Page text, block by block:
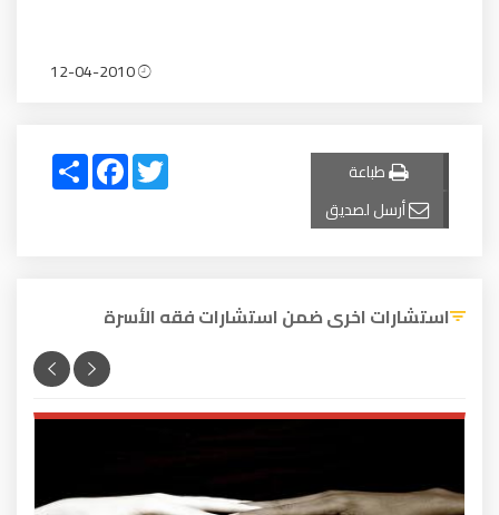
طباعة
أرسل لصديق
Share
FacebookTwitter
استشارات اخرى ضمن استشارات فقه الأسرة